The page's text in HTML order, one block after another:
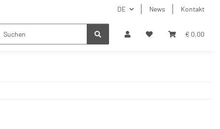
DE News Kontakt
€ 0,00